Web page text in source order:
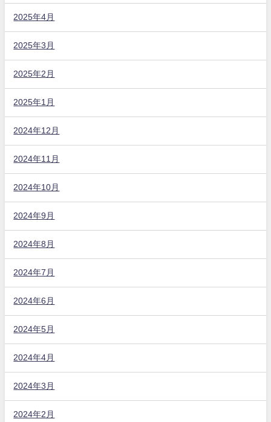
2025年4月
2025年3月
2025年2月
2025年1月
2024年12月
2024年11月
2024年10月
2024年9月
2024年8月
2024年7月
2024年6月
2024年5月
2024年4月
2024年3月
2024年2月